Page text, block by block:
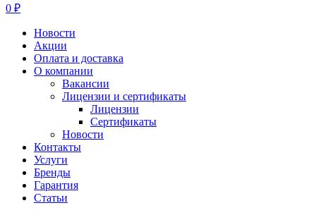
0 ₽
Новости
Акции
Оплата и доставка
О компании
Вакансии
Лицензии и сертификаты
Лицензии
Сертификаты
Новости
Контакты
Услуги
Бренды
Гарантия
Статьи